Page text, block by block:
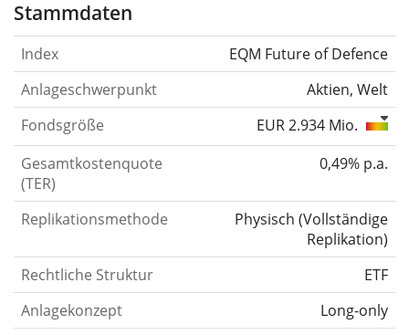
Stammdaten
Index
EQM Future of Defence
Anlageschwerpunkt
Aktien, Welt
Fondsgröße
EUR 2.934 Mio.
Gesamtkostenquote
(TER)
0,49% p.a.
Replikationsmethode Physisch (Vollständige
Replikation)
Rechtliche Struktur
ETF
Anlagekonzept
Long-only